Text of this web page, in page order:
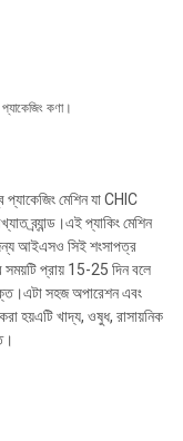
প্যাকেজিং কণা।
মেশিন যা CHIC
ব্র্যান্ড।এই প্যাকিং মেশিন
আইএসও সিই শংসাপত্র
সময়টি প্রায় 15-25 দিন বলে
সহজ অপারেশন এবং
হয়এটি খাদ্য, ওষুধ, রাসায়নিক